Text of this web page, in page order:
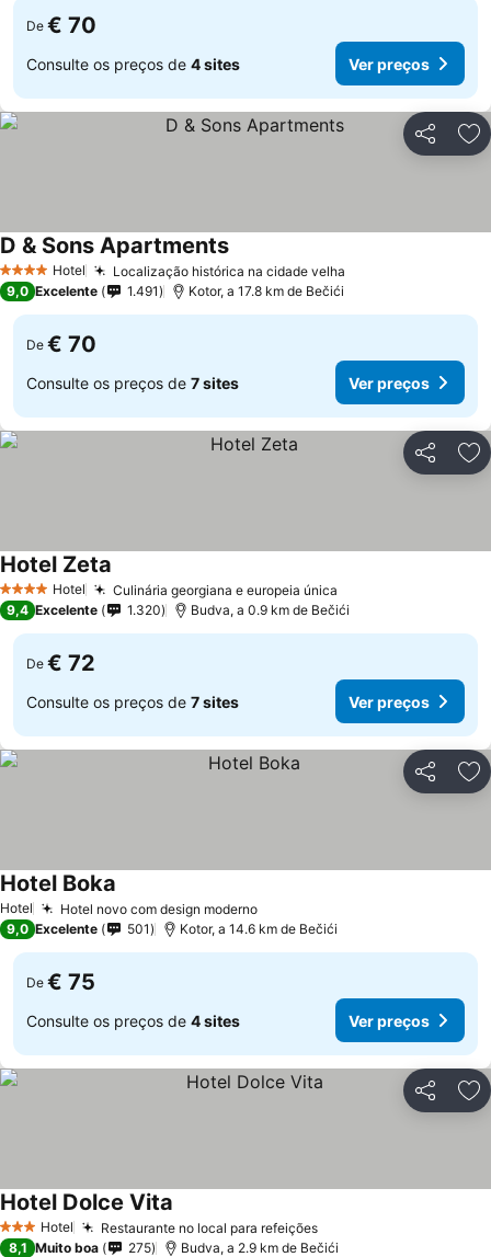
De € 70
Consulte os preços de 4 sites Ver preços
Partilhar
4 EstrelasHotel Localização histórica na cidade velha
D & Sons Apartments
9,0 Excelente 1.491 Kotor, a 17.8 km de Bečići
De € 70
Consulte os preços de 7 sites Ver preços
Partilhar
4 EstrelasHotel Culinária georgiana e europeia única
Hotel Zeta
9,4 Excelente 1.320 Budva, a 0.9 km de Bečići
De € 72
Consulte os preços de 7 sites Ver preços
Partilhar
Hotel Hotel novo com design moderno
Hotel Boka
9,0 Excelente 501 Kotor, a 14.6 km de Bečići
De € 75
Consulte os preços de 4 sites Ver preços
Partilhar
3 EstrelasHotel Restaurante no local para refeições
Hotel Dolce Vita
8,1 Muito boa 275 Budva, a 2.9 km de Bečići